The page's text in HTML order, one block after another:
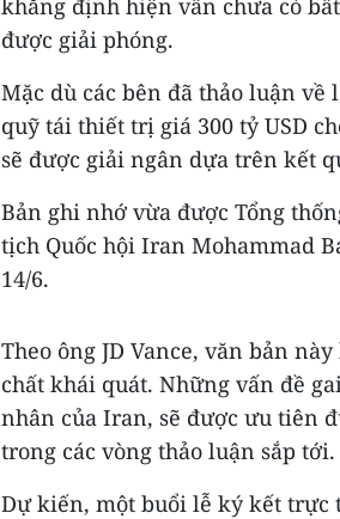
khẳng định hiện vẫn chưa có
được giải phóng.
Mặc dù các bên đã thảo luận
quỹ tái thiết trị giá 300 tỷ USD
sẽ được giải ngân dựa trên kết
Bản ghi nhớ vừa được Tổng
tịch Quốc hội Iran Mohammad
14/6.
Theo ông JD Vance, văn bản
chất khái quát. Những vấn đề
nhân của Iran, sẽ được ưu tiên
trong các vòng thảo luận sắp tới.
Dự kiến, một buổi lễ ký kết trực